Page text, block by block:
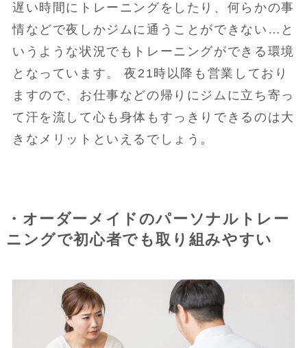
遅い時間にトレーニングをしたり、何らかの事
情などで夜しかジムに通うことができない…と
いうような状況でもトレーニングができる環境
となっています。 夜21時以降も営業しており
ますので、お仕事などの帰りにジムに立ち寄っ
て汗を流して心も身体もすっきりできるのは大
きなメリットといえるでしょう。
・オーダーメイドのパーソナルトレー
ニングで初心者でも取り組みやすい